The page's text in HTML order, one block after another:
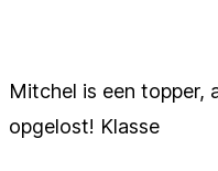
Mitchel is een topper,
opgelost! Klasse